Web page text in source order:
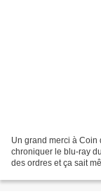
Un grand merci à Coin
chroniquer le blu-ray
des ordres et ça sait